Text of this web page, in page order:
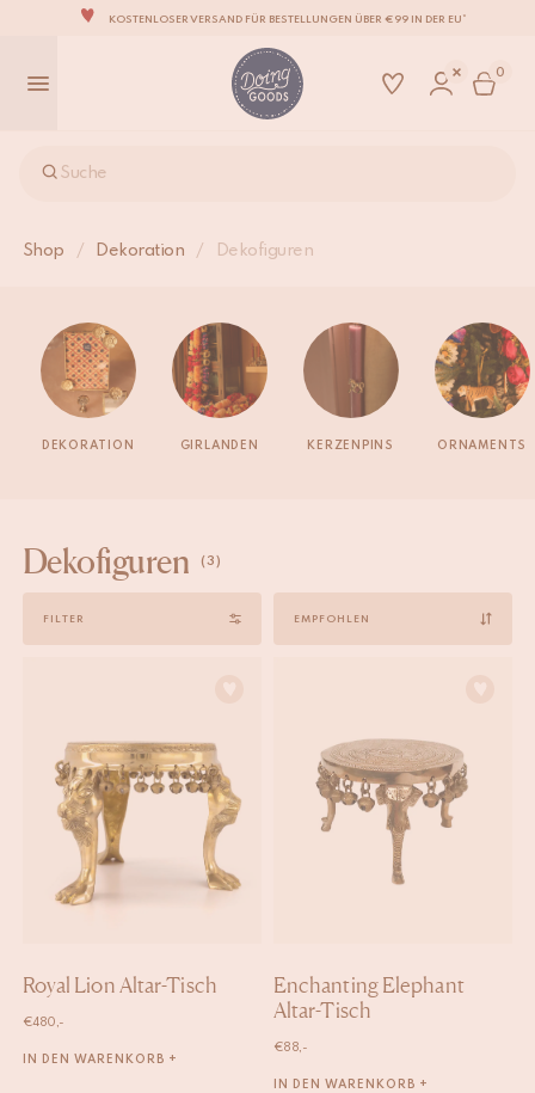
KOSTENLOSER VERSAND FÜR BESTELLUNGEN ÜBER €99 IN DER EU*
DIE LIEBENSWERTESTE WOHNACCESSOIRE-MARKE DER WELT
ZU 100% MIT LIEBE VON HAND GEFERTIGT
WIR VERPFLICHTEN UNS, DEINE ARTIKEL INNERHALB VON 1 BIS 2 WERKTAGEN ZU
0
Suche
Shop / Dekoration / Dekofiguren
DEKORATION GIRLANDEN KERZENPINS ORNAMENTS
Dekofiguren (3)
FILTER
Royal Lion Altar-Tisch
€480,-
IN DEN WARENKORB +
Enchanting Elephant
Altar-Tisch
€88,-
IN DEN WARENKORB +